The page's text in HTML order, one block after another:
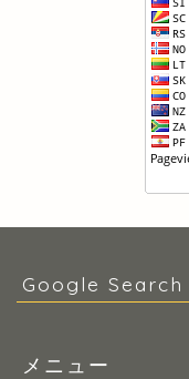
Google Search
メニュー